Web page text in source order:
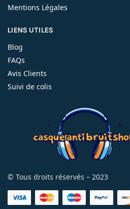
Mentions Légales
LIENS UTILES
Blog
FAQs
Avis Clients
Suivi de colis
© Tous droits réservés – 2023